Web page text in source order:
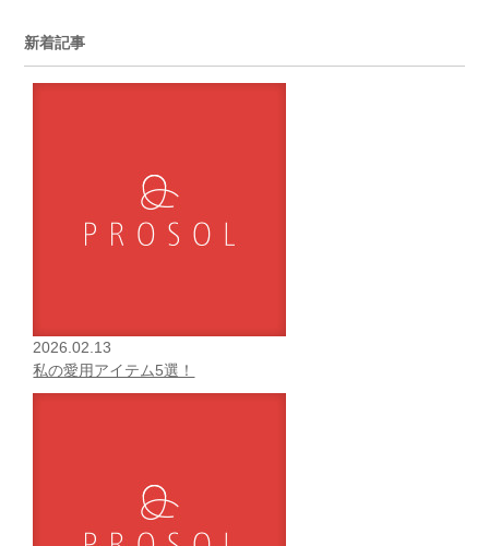
新着記事
2026.02.13
私の愛用アイテム5選！